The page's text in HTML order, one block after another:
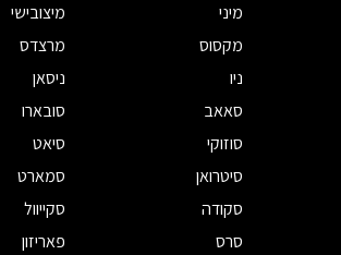
מיני
מיצובישי
מקסוס
מרצדס
ניו
ניסאן
סאאב
סובארו
סוזוקי
סיאט
סיטרואן
סמארט
סקודה
סקייוול
סרס
פאריזון